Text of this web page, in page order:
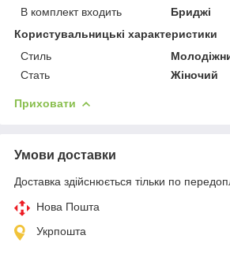
В комплект входить
Бриджі
Користувальницькі характеристики
Стиль
Стать
Жіночий
Приховати
Умови доставки
Доставка здійснюється тільки по
Нова Пошта
Укрпошта